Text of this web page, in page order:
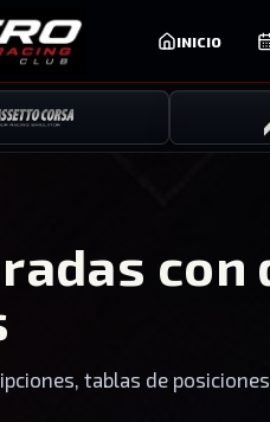
INICIO
tablas de